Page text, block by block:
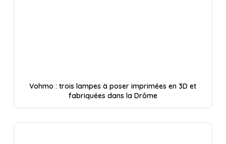
Vohmo : trois lampes à poser imprimées en 3D et
fabriquées dans la Drôme